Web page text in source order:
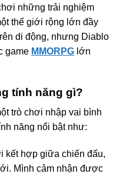
những trải nghiệm
thế giới rộng lớn đầy
di động, nhưng Diablo
game MMORPG lớn
tính năng gì?
trò chơi nhập vai bình
năng nổi bật như:
kết hợp giữa chiến đấu,
Mình cảm nhận được